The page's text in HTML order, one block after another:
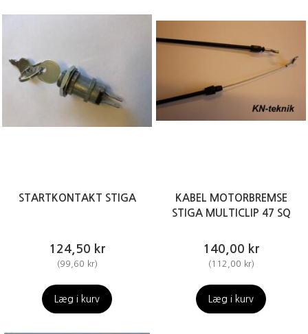
STARTKONTAKT STIGA
124,50 kr
(99,60 kr)
Læg i kurv
KABEL MOTORBREMSE
STIGA MULTICLIP 47 SQ
140,00 kr
(112,00 kr)
Læg i kurv